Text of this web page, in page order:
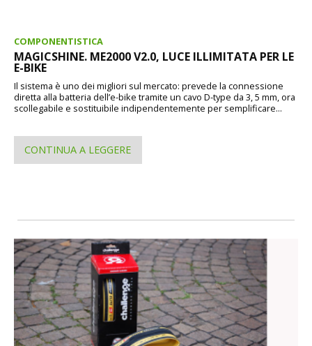
COMPONENTISTICA
MAGICSHINE. ME2000 V2.0, LUCE ILLIMITATA PER LE
E-BIKE
Il sistema è uno dei migliori sul mercato: prevede la connessione
diretta alla batteria dell’e-bike tramite un cavo D-type da 3, 5 mm, ora
scollegabile e sostituibile indipendentemente per semplificare...
CONTINUA A LEGGERE